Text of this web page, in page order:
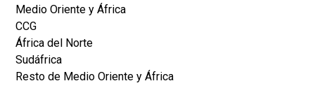
Medio Oriente y África
CCG
África del Norte
Sudáfrica
Resto de Medio Oriente y África